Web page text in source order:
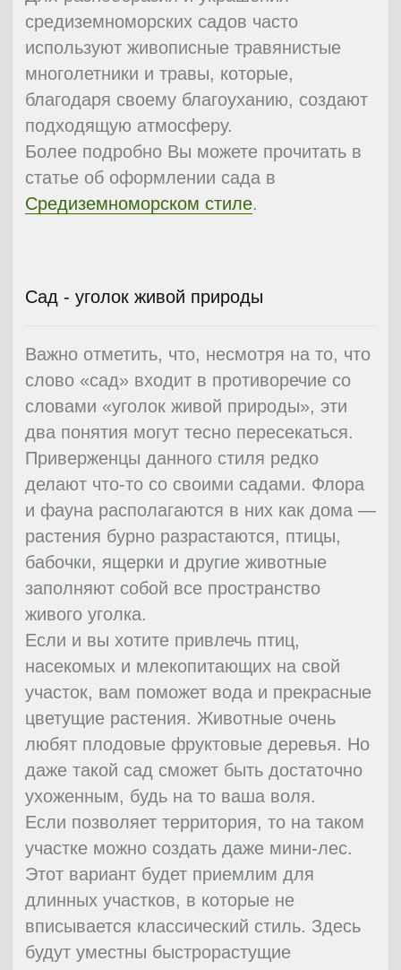
Скандинавский стиль подойдет
любителям незамысловатого, но уютного
оформления. Его можно узнать по
зеленым лужайкам и дорожкам,
уводящим вдаль, а также по задорному
журчанию фонтанов, яркой траве,
маленьким деревьям и зеленым
изгородям.
Довольно тяжело определиться с
выбором стиля, ведь хозяин сада
должен учитывать многие факторы:
уверены, что справитесь спланировкой
самостоятельно, всегда можно
садового дела, которые превратят ваш
сад в истинный райский уголок.
Поговорим подробнее о различных типах
тематических садов.
Английский сад
Пейзажный английский сад славится
плавными линиями и натуральностью.
Чаще всего он имитирует ландшафт
природы: естественные композиции из
цветов, изогнутые тропы, водоемы.
традиционно чередуются возвышенные
участки и плоское пространство, ямы и
отсутствуют.
Важнейшую роль играют стройные
композиции, состоящие из деревьев и
кустов, распределение светлых и темных
участков сада, сочетание цветов. В
основном, здесь используют виды
насаждений и кустарников, которые
привычны для данного ландшафта.
Ручьи и бассейны должны иметь строго
природный характер: естественное
оформление из гальки или песка,
неровная линия берега. Извилистые
тропинки объединяют разные части сада.
Они также должны быть выполнены из
природного материала, будь то травяной
газон, который устойчив к вытаптыванию,